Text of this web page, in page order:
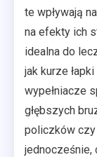
te wpływają
na efekty ich
idealna do
jak kurze
wypełniacze
głębszych
policzków czy
jednocześnie,